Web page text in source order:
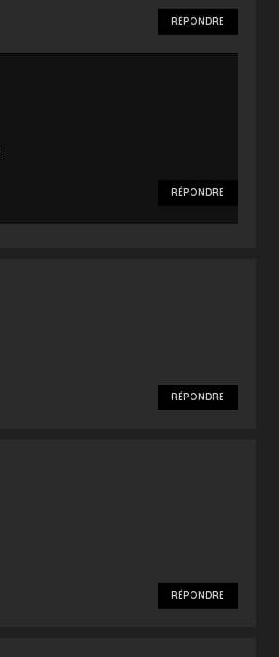
RÉPONDRE
RÉPONDRE
RÉPONDRE
RÉPONDRE